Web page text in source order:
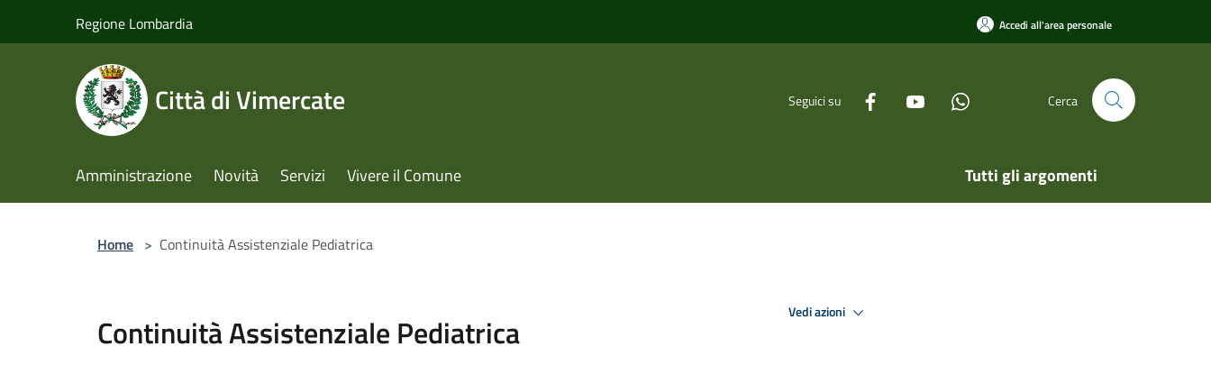
Regione Lombardia Accedi all'area personale
Città di Vimercate Seguici su Cerca
Amministrazione Novità Servizi Vivere il Comune Tutti gli argomenti
Home > Continuità Assistenziale Pediatrica
Continuità Assistenziale Pediatrica Vedi azioni